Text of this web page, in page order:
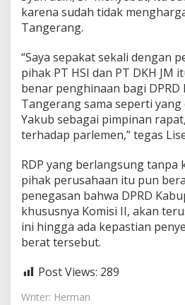
karena sudah tidak
Tangerang.
“Saya sepakat sekali dengan
pihak PT HSI dan PT DKH JM
benar penghinaan bagi DPRD
Tangerang sama seperti yang
Yakub sebagai pimpinan
terhadap parlemen,” tegas
RDP yang berlangsung tanpa
pihak perusahaan itu pun
penegasan bahwa DPRD
khususnya Komisi II, akan
ini hingga ada kepastian
berat tersebut.
Post Views: 289
Writer: Herman